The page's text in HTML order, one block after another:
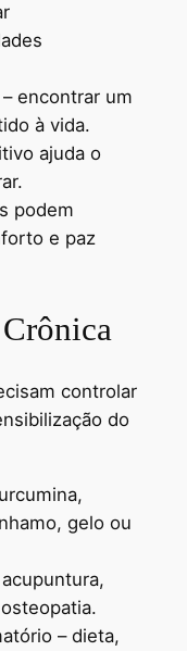
encontrar um
à vida.
ajuda o
podem
e paz
controlar
do
gelo ou
– dieta,